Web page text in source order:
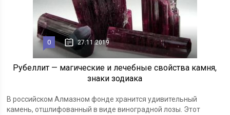
0 27.11.2019
Рубеллит — магические и лечебные свойства камня,
знаки зодиака
В российском Алмазном фонде хранится удивительный
камень, отшлифованный в виде виноградной лозы. Этот